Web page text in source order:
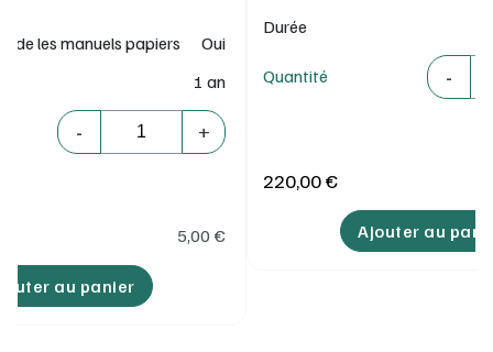
les manuels papiers
Oui
1 an
-
Quantité
+
5,00 €
au panier
Durée
Quantité -
Quantité
220,00 €
Ajouter au